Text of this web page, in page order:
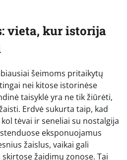
vieta, kur istorija
šeimoms pritaikytų
nei kitose istorinėse
taisyklė yra ne tik žiūrėti,
Erdvė sukurta taip, kad
tėvai ir seneliai su nostalgija
eksponuojamus
žaislus, vaikai gali
žaidimų zonose. Tai